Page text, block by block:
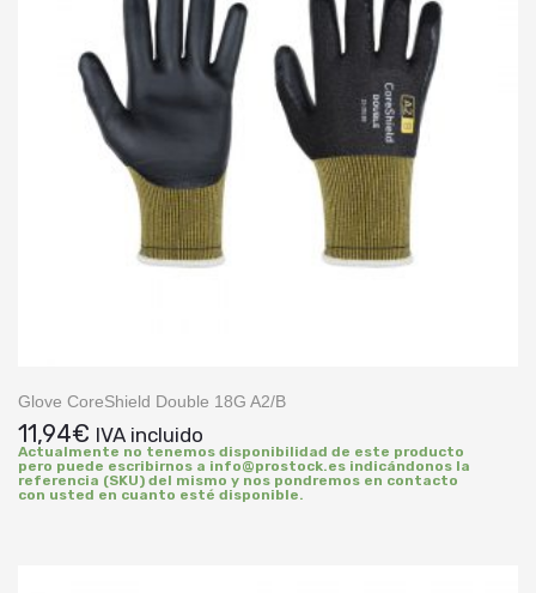
Glove CoreShield Double 18G A2/B
11,94€ IVA incluido
Actualmente no tenemos disponibilidad de este producto
pero puede escribirnos a info@prostock.es indicándonos la
referencia (SKU) del mismo y nos pondremos en contacto
con usted en cuanto esté disponible.